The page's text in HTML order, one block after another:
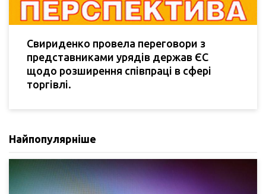
Свириденко провела переговори з
представниками урядів держав ЄС
щодо розширення співпраці в сфері
торгівлі.
Найпопулярніше